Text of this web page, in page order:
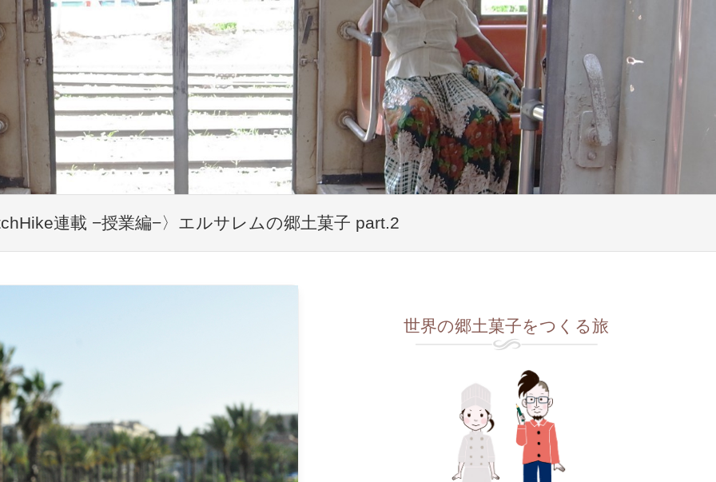
連載 −授業編−〉エルサレムの郷土菓子 part.2
世界の郷土菓子をつくる旅